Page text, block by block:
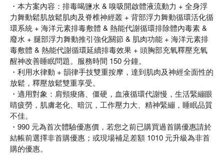
・本方案內容：排毒喝鹽水 & 嗅吸開啟體液流動力 + 全身浮
力舞動鬆肌放鬆肌肉及脊椎神經叢 + 背部浮力舞動循環活化循
環系統 + 海洋元素排毒敷體 & 熱能代謝循環排除體內毒素 &
廢水 + 腿部浮力舞動推引強化關節 & 肌肉功能 + 海洋元素排
毒敷體 & 熱能代謝循環延續排毒效果 + 頭胸部充氧釋壓充氧
醒神改善睡眠問題。服務時間 150 分鐘。
・利用水律動 + 韻律手技雙重按摩，達到肌肉及神經全面性的
放鬆，釋壓放鬆雙重享受。
・適用對象：肩頸痠痛、僵硬，血液循環代謝慢，生活緊繃眼
睛疲勞，肌膚老化、暗沉，工作壓力大、精神緊繃，睡眠品質
不佳。
・990 元為首次體驗優惠價，若您之前已購買過首購優惠請於
結帳前選擇非首購優惠；或現場補足差額 1010 元升級為非首
購的優惠。